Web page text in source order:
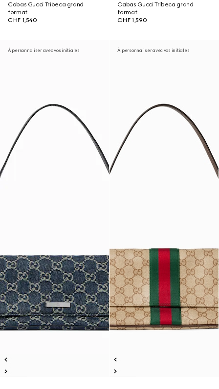
Cabas Gucci Tribeca grand
format
CHF 1,540
Cabas Gucci Tribeca grand
format
CHF 1,590
À personnaliser avec vos initiales À personnaliser avec vos initiales